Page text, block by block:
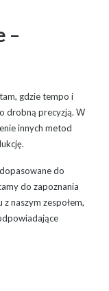
–
gdzie tempo i
drobną precyzją. W
innych metod
do
do zapoznania
naszym zespołem,